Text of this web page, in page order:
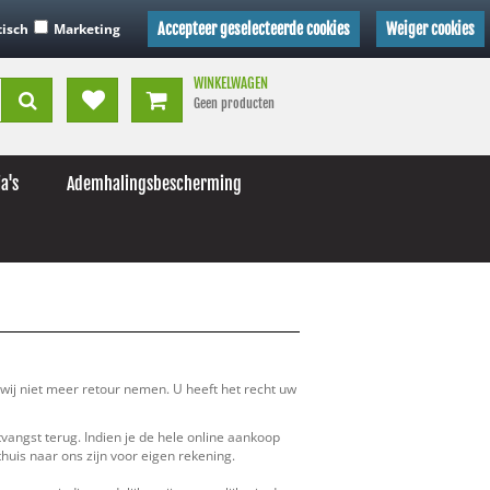
Retourneren Verkooppunten Koudijs producten
WINKELWAGEN
Geen producten
Ademhalingsbescherming
niet meer retour nemen. U heeft het recht uw
terug. Indien je de hele online aankoop
naar ons zijn voor eigen rekening.
Marketing Accepteer geselecteerde cookies Weiger cookies